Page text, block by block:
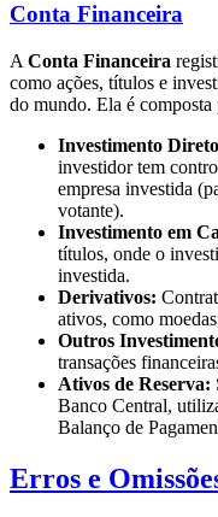
Conta Financeira
A Conta Financeira
como ações, títulos e
do mundo. Ela é composta
Investimento
investidor tem
empresa investida
votante).
Investimento em
títulos, onde o
investida.
Derivativos:
ativos, como
Outros
transações
Ativos de Reserva:
Banco Central,
Balanço de
Erros e